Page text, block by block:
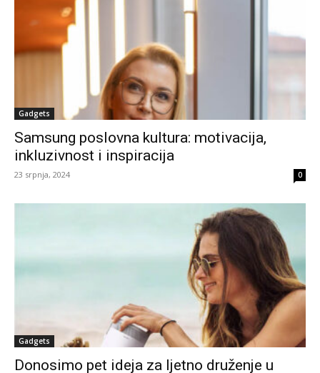
Gadgets
Samsung poslovna kultura: motivacija,
inkluzivnost i inspiracija
23 srpnja, 2024 0
Gadgets
Donosimo pet ideja za ljetno druženje u